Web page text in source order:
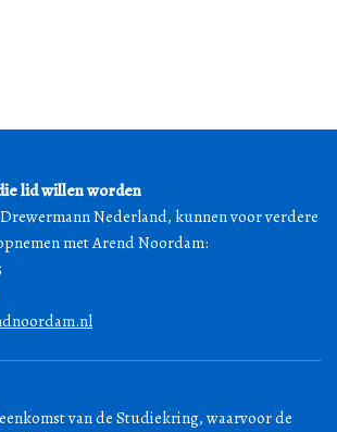
lid willen worden
Nederland, kunnen voor verdere
met Arend Noordam:
van de Studiekring, waarvoor de